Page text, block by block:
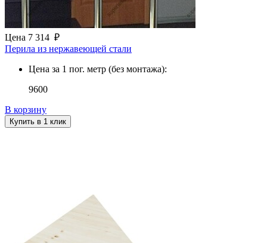
Цена 7 314 ₽
Перила из нержавеющей стали
Цена за 1 пог. метр (без монтажа):
9600
В корзину
Купить в 1 клик